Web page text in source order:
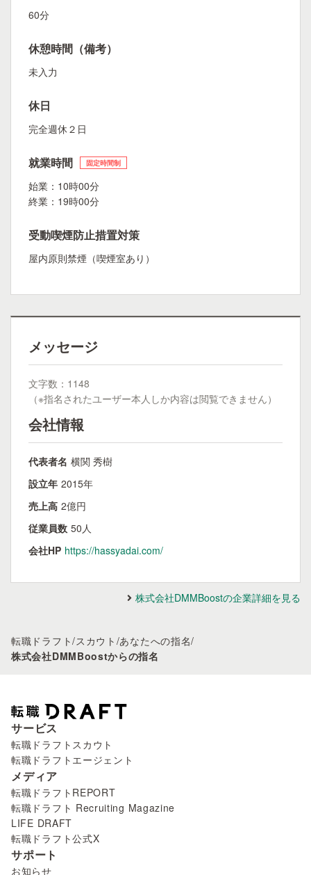
60分
休憩時間（備考）
未入力
休日
完全週休２日
就業時間 固定時間制
始業：10時00分
終業：19時00分
受動喫煙防止措置対策
屋内原則禁煙（喫煙室あり）
メッセージ
文字数：1148
（※指名されたユーザー本人しか内容は閲覧できません）
会社情報
代表者名 横関 秀樹
設立年 2015年
売上高 2億円
従業員数 50人
会社HP https://hassyadai.com/
株式会社DMMBoostの企業詳細を見る
転職ドラフト/スカウト /あなたへの指名/
株式会社DMMBoostからの指名
サービス
転職ドラフトスカウト
転職ドラフトエージェント
メディア
転職ドラフトREPORT
転職ドラフト Recruiting Magazine
LIFE DRAFT
転職ドラフト公式X
サポート
お知らせ